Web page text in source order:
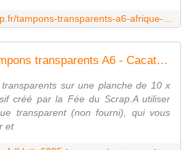
FDSTTA6095 : Tampons transparents A6 - Cacatoès Fée du Scrap
sur une planche de 10 x
créé par la Fée du Scrap.A utiliser
transparent (non fourni), qui vous
et